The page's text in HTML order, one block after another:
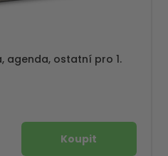
agenda, ostatní pro 1.